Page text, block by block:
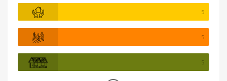
5
5
5